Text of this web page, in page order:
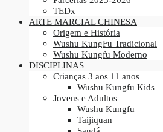
TEDx
ARTE MARCIAL CHINESA
Origem e História
Wushu KungFu Tradicional
Wushu Kungfu Moderno
DISCIPLINAS
Crianças 3 aos 11 anos
Wushu Kungfu Kids
Jovens e Adultos
Wushu Kungfu
Taijiquan